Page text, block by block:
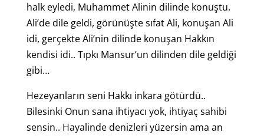
halk eyledi, Muhammet Alinin dilinde konuştu.
Ali’de dile geldi, görünüşte sıfat Ali, konuşan Ali
idi, gerçekte Ali’nin dilinde konuşan Hakkın
kendisi idi.. Tıpkı Mansur’un dilinden dile geldiği
gibi…
Hezeyanların seni Hakkı inkara götürdü..
Bilesinki Onun sana ihtiyacı yok, ihtiyaç sahibi
sensin.. Hayalinde denizleri yüzersin ama an